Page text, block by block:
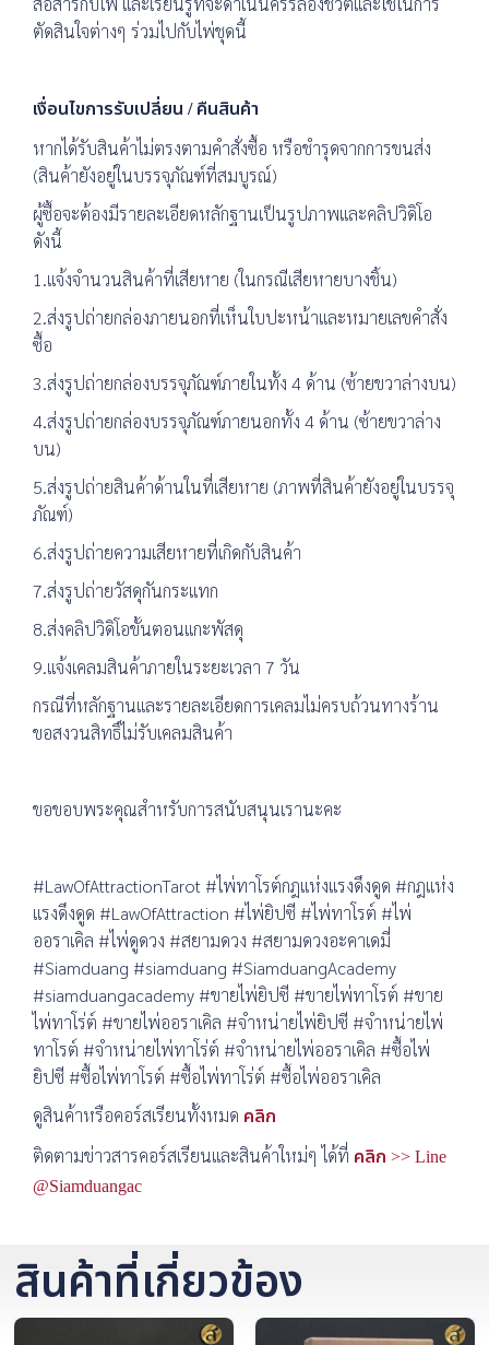
ตัดสินใจต่างๆ ร่วมไปกับไพ่ชุดนี้
เงื่อนไขการรับเปลี่ยน / คืนสินค้า
หากได้รับสินค้าไม่ตรงตามคำสั่งซื้อ หรือชำรุดจากการขนส่ง
(สินค้ายังอยู่ในบรรจุภัณฑ์ที่สมบูรณ์)
ผู้ซื้อจะต้องมีรายละเอียดหลักฐานเป็นรูปภาพและคลิปวิดิโอ
ดังนี้
1.แจ้งจำนวนสินค้าที่เสียหาย (ในกรณีเสียหายบางชิ้น)
2.ส่งรูปถ่ายกล่องภายนอกที่เห็นใบปะหน้าและหมายเลขคำสั่ง
ซื้อ
3.ส่งรูปถ่ายกล่องบรรจุภัณฑ์ภายในทั้ง 4 ด้าน (ซ้ายขวาล่างบน)
4.ส่งรูปถ่ายกล่องบรรจุภัณฑ์ภายนอกทั้ง 4 ด้าน (ซ้ายขวาล่าง
บน)
5.ส่งรูปถ่ายสินค้าด้านในที่เสียหาย (ภาพที่สินค้ายังอยู่ในบรรจุ
ภัณฑ์)
6.ส่งรูปถ่ายความเสียหายที่เกิดกับสินค้า
7.ส่งรูปถ่ายวัสดุกันกระแทก
8.ส่งคลิปวิดิโอขั้นตอนแกะพัสดุ
9.แจ้งเคลมสินค้าภายในระยะเวลา 7 วัน
กรณีที่หลักฐานและรายละเอียดการเคลมไม่ครบถ้วนทางร้าน
ขอสงวนสิทธิ์ไม่รับเคลมสินค้า
ขอขอบพระคุณสำหรับการสนับสนุนเรานะคะ
#LawOfAttractionTarot #ไพ่ทาโรต์กฎแห่งแรงดึงดูด #กฎแห่ง
แรงดึงดูด #LawOfAttraction #ไพ่ยิปซี #ไพ่ทาโรต์ #ไพ่
ออราเคิล #ไพ่ดูดวง #สยามดวง #สยามดวงอะคาเดมี่
#Siamduang #siamduang #SiamduangAcademy
#siamduangacademy #ขายไพ่ยิปซี #ขายไพ่ทาโรต์ #ขาย
ไพ่ทาโร่ต์ #ขายไพ่ออราเคิล #จำหน่ายไพ่ยิปซี #จำหน่ายไพ่
ทาโรต์ #จำหน่ายไพ่ทาโร่ต์ #จำหน่ายไพ่ออราเคิล #ซื้อไพ่
ยิปซี #ซื้อไพ่ทาโรต์ #ซื้อไพ่ทาโร่ต์ #ซื้อไพ่ออราเคิล
ดูสินค้าหรือคอร์สเรียนทั้งหมด คลิก
ติดตามข่าวสารคอร์สเรียนและสินค้าใหม่ๆ ได้ที่ คลิก >> Line
@Siamduangac
สินค้าที่เกี่ยวข้อง